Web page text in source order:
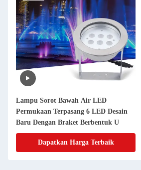
Lampu Sorot Bawah Air LED
Permukaan Terpasang 6 LED Desain
Baru Dengan Braket Berbentuk U
Dapatkan Harga Terbaik